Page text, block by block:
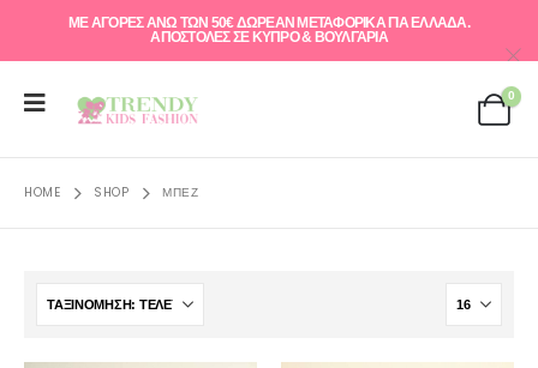
ΜΕ ΑΓΟΡΕΣ ΑΝΩ ΤΩΝ 50€ ΔΩΡΕΑΝ ΜΕΤΑΦΟΡΙΚΑ ΓΙΑ ΕΛΛAΔΑ.
ΑΠΟΣΤΟΛΕΣ ΣΕ ΚΥΠΡΟ & ΒΟΥΛΓΑΡΙΑ
0
HOME SHOP ΜΠΕΖ